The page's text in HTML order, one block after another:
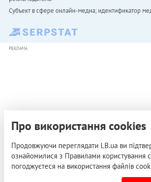
Субъект в сфере онлайн-медиа; идентификатор
РЕКЛАМА
Про використання cookies
Продовжуючи переглядати LB.ua ви
ознайомилися з Правилами користування
погоджуєтеся на використання файлів